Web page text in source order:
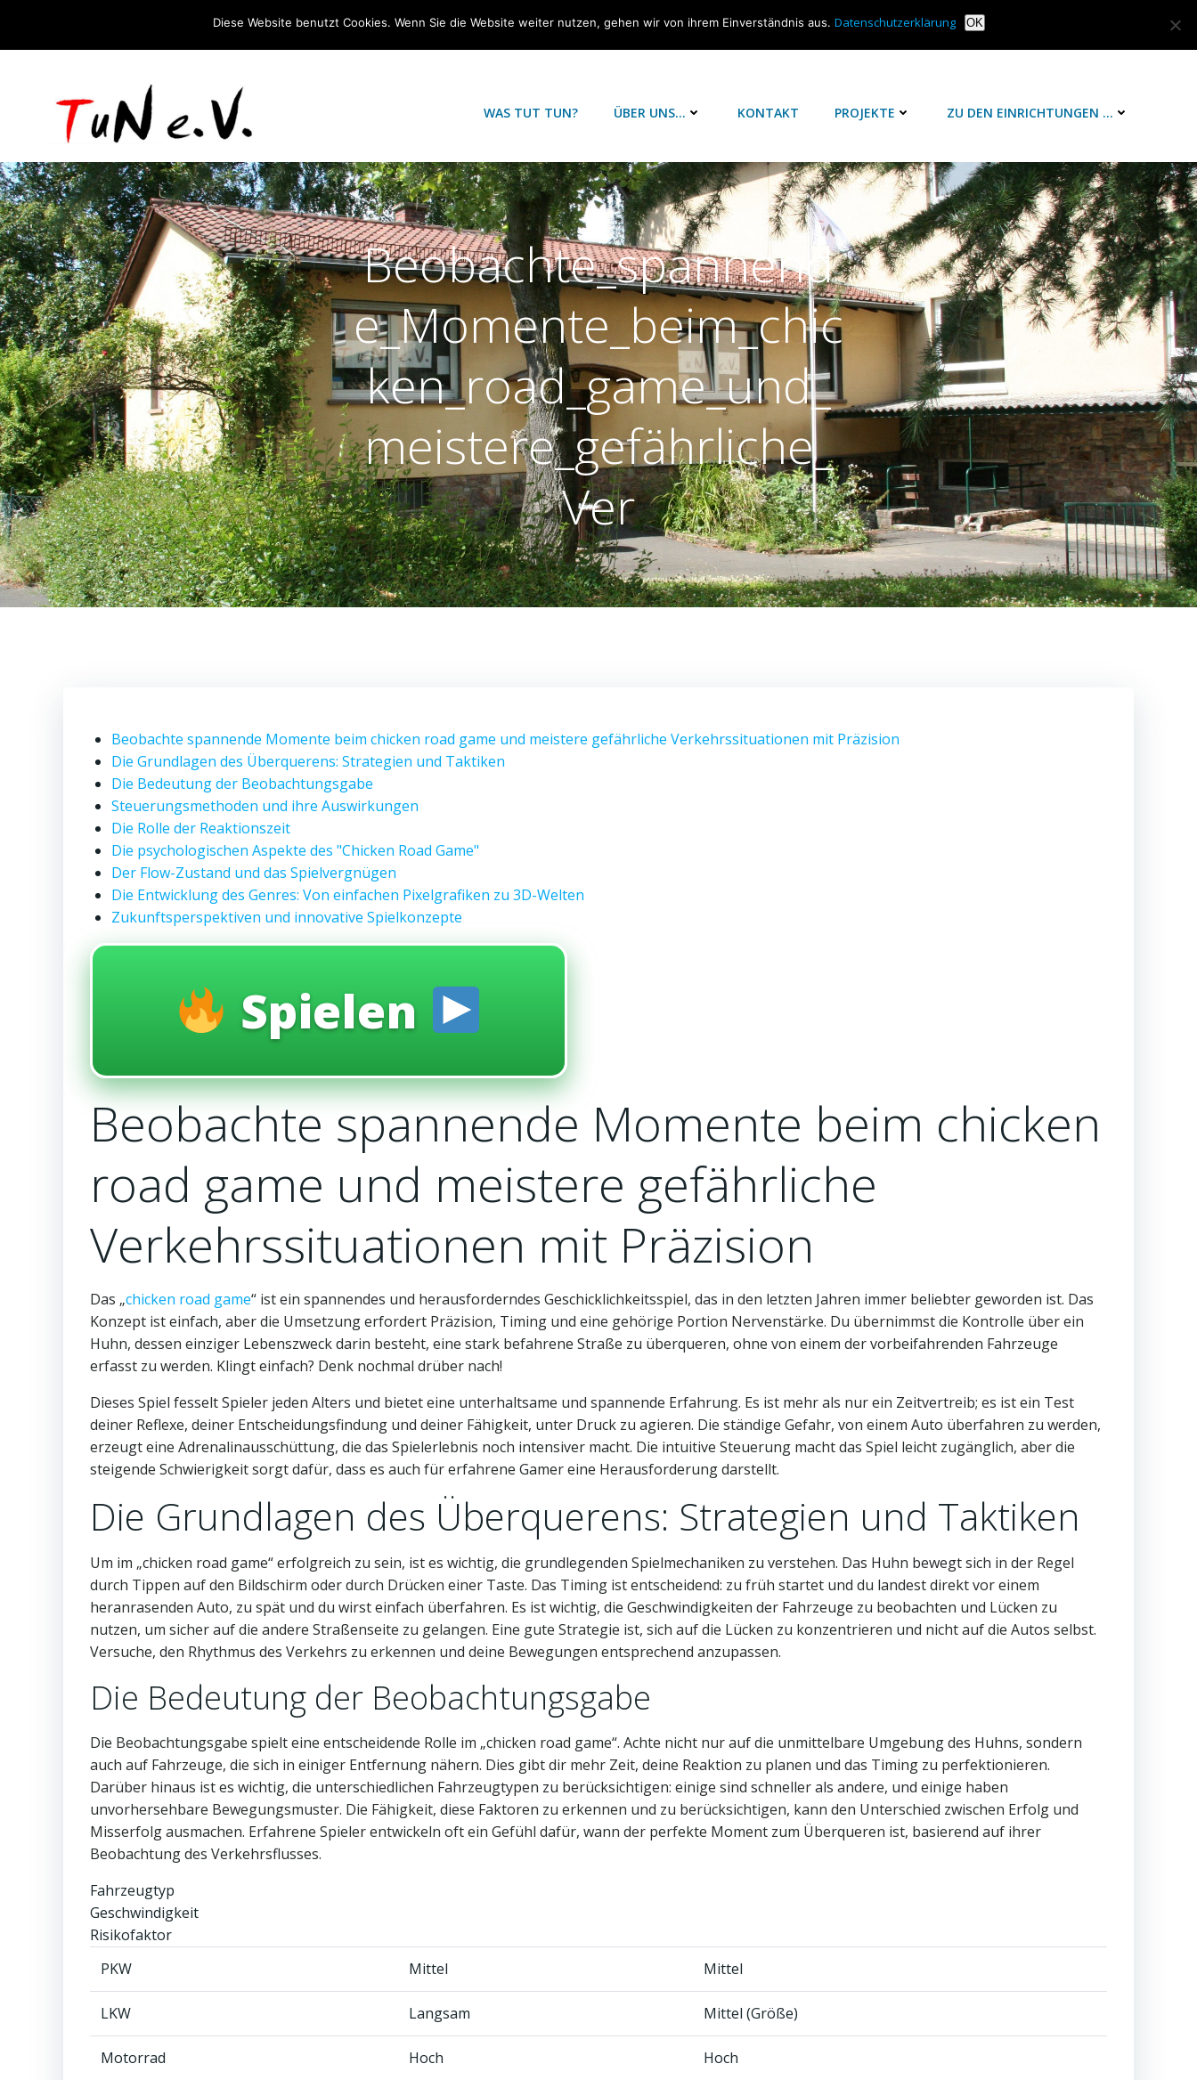
WAS TUT TUN? ÜBER UNS… KONTAKT PROJEKTE ZU DEN EINRICHTUNGEN …
Beobachte_spannend
e_Momente_beim_chic
ken_road_game_und_
meistere_gefährliche_
Ver
Beobachte spannende Momente beim chicken road game und meistere gefährliche Verkehrssituationen mit Präzision
Die Grundlagen des Überquerens: Strategien und Taktiken
Die Bedeutung der Beobachtungsgabe
Steuerungsmethoden und ihre Auswirkungen
Die Rolle der Reaktionszeit
Die psychologischen Aspekte des "Chicken Road Game"
Der Flow-Zustand und das Spielvergnügen
Die Entwicklung des Genres: Von einfachen Pixelgrafiken zu 3D-Welten
Zukunftsperspektiven und innovative Spielkonzepte
Spielen
Beobachte spannende Momente beim chicken
road game und meistere gefährliche
Verkehrssituationen mit Präzision
Das „chicken road game“ ist ein spannendes und herausforderndes Geschicklichkeitsspiel, das in den letzten Jahren immer beliebter geworden ist. Das
Konzept ist einfach, aber die Umsetzung erfordert Präzision, Timing und eine gehörige Portion Nervenstärke. Du übernimmst die Kontrolle über ein
Huhn, dessen einziger Lebenszweck darin besteht, eine stark befahrene Straße zu überqueren, ohne von einem der vorbeifahrenden Fahrzeuge
erfasst zu werden. Klingt einfach? Denk nochmal drüber nach!
Dieses Spiel fesselt Spieler jeden Alters und bietet eine unterhaltsame und spannende Erfahrung. Es ist mehr als nur ein Zeitvertreib; es ist ein Test
deiner Reflexe, deiner Entscheidungsfindung und deiner Fähigkeit, unter Druck zu agieren. Die ständige Gefahr, von einem Auto überfahren zu werden,
erzeugt eine Adrenalinausschüttung, die das Spielerlebnis noch intensiver macht. Die intuitive Steuerung macht das Spiel leicht zugänglich, aber die
steigende Schwierigkeit sorgt dafür, dass es auch für erfahrene Gamer eine Herausforderung darstellt.
Die Grundlagen des Überquerens: Strategien und Taktiken
Um im „chicken road game“ erfolgreich zu sein, ist es wichtig, die grundlegenden Spielmechaniken zu verstehen. Das Huhn bewegt sich in der Regel
durch Tippen auf den Bildschirm oder durch Drücken einer Taste. Das Timing ist entscheidend: zu früh startet und du landest direkt vor einem
heranrasenden Auto, zu spät und du wirst einfach überfahren. Es ist wichtig, die Geschwindigkeiten der Fahrzeuge zu beobachten und Lücken zu
nutzen, um sicher auf die andere Straßenseite zu gelangen. Eine gute Strategie ist, sich auf die Lücken zu konzentrieren und nicht auf die Autos selbst.
Versuche, den Rhythmus des Verkehrs zu erkennen und deine Bewegungen entsprechend anzupassen.
Die Bedeutung der Beobachtungsgabe
Die Beobachtungsgabe spielt eine entscheidende Rolle im „chicken road game“. Achte nicht nur auf die unmittelbare Umgebung des Huhns, sondern
auch auf Fahrzeuge, die sich in einiger Entfernung nähern. Dies gibt dir mehr Zeit, deine Reaktion zu planen und das Timing zu perfektionieren.
Darüber hinaus ist es wichtig, die unterschiedlichen Fahrzeugtypen zu berücksichtigen: einige sind schneller als andere, und einige haben
unvorhersehbare Bewegungsmuster. Die Fähigkeit, diese Faktoren zu erkennen und zu berücksichtigen, kann den Unterschied zwischen Erfolg und
Misserfolg ausmachen. Erfahrene Spieler entwickeln oft ein Gefühl dafür, wann der perfekte Moment zum Überqueren ist, basierend auf ihrer
Beobachtung des Verkehrsflusses.
Fahrzeugtyp
Geschwindigkeit
Risikofaktor
PKW
Mittel Mittel
LKW Langsam Mittel (Größe)
Motorrad Hoch Hoch
Diese Website benutzt Cookies. Wenn Sie die Website weiter nutzen, gehen wir von ihrem Einverständnis aus. Datenschutzerklärung OK